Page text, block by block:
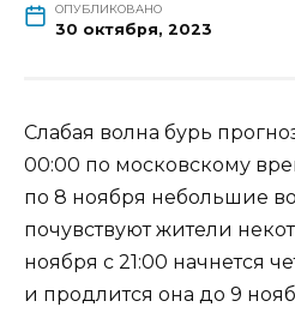
ОПУБЛИКОВАНО
30 октября, 2023
Слабая волна бурь
00:00 по московскому
по 8 ноября небольшие
почувствуют жители
ноября с 21:00 начнется
и продлится она до 9